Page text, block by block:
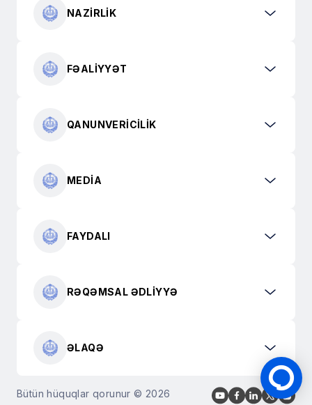
NAZIRLIK
FƏALIYYƏT
QANUNVERICILIK
MEDIA
FAYDALI
RƏQƏMSAL ƏDLIYYƏ
ƏLAQƏ
Bütün hüquqlar qorunur © 2026